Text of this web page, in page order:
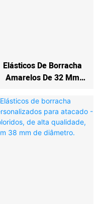
Elásticos De Borracha
Amarelos De 32 Mm
Ecológicos E De Alta
Qualidade